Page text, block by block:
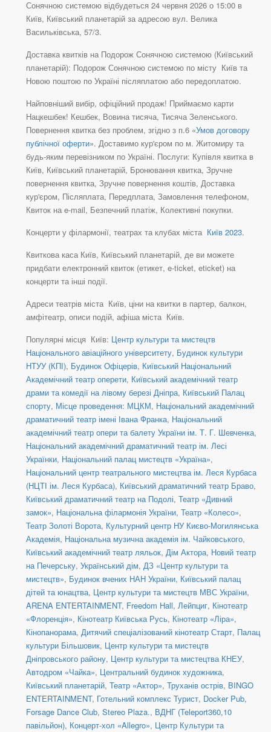
Сонячною системою відбудеться 24 червня 2026 о 15:00 в
Київ, Київський планетарій за адресою вул. Велика
Васильківська, 57/3.
Доставка квитків на Подорож Сонячною системою (Київський
планетарій): Подорож Сонячною системою по місту Київ та
Новою поштою по Україні післяплатою або передоплатою.
Найповніший вибір, офіційний продаж! Приймаємо карти
Нацкешбек! Кешбек, Вовина тисяча, Тисяча Зеленського.
Повернення квитка без проблем, згідно з п.6 «Умов договору
публічної оферти». Доставимо кур'єром по м. Житомиру та
будь-яким перевізником по Україні. Послуги: Купівля квитка в
Київ, Київський планетарій, Бронювання квитка, Зручне
повернення квитка, Зручне повернення коштів, Доставка
кур'єром, Післяплата, Передплата, Замовлення телефоном,
Квиток на e-mail, Безпечний платіж, Колективні покупки.
Концерти у філармонії, театрах та клубах міста Київ 2023.
Квиткова каса Київ, Київський планетарій, де ви можете
придбати електронний квиток (етикет, e-ticket, eticket) на
концерти та інші події.
Адреси театрів міста Київ, ціни на квитки в партер, балкон,
амфітеатр, описи подій, афіша міста Київ.
Популярні місця Київ: Центр культури та мистецтв
Національного авіаційного університету, Будинок культури
НТУУ (КПІ), Будинок Офіцерів, Київський Національний
Академічний театр оперети, Київський академічний театр
драми та комедії на лівому березі Дніпра, Київський Палац
спорту, Місце проведення: МЦКМ, Національний академічний
драматичний театр імені Івана Франка, Національний
академічний театр опери та балету України ім. Т. Г. Шевченка,
Національний академічний драматичний театр ім. Лесі
Українки, Національний палац мистецтв «Україна»,
Національний центр театрального мистецтва ім. Леся Курбаса
(НЦТІ ім. Леся Курбаса), Київський драматичний театр Браво,
Київський драматичний театр на Подолі, Театр «Дивний
замок», Національна філармонія України, Театр «Колесо»,
Театр Золоті Ворота, Культурний центр НУ Києво-Могилянська
Академія, Національна музична академія ім. Чайковського,
Київський академічний театр ляльок, Дім Актора, Новий театр
на Печерську, Український дім, ДЗ «Центр культури та
мистецтв», Будинок вчених НАН України, Київський палац
дітей та юнацтва, Центр культури та мистецтв МВС України,
ARENA ENTERTAINMENT, Freedom Hall, Лейпциг, Кінотеатр
«Флоренція», Кінотеатр Київська Русь, Кінотеатр «Ліра»,
Кінопанорама, Дитячий спеціалізований кінотеатр Старт, Палац
культури Більшовик, Центр культури та мистецтв
Дніпровського району, Центр культури та мистецтва КНЕУ,
Автодром «Чайка», Центральний будинок художника,
Київський планетарій, Театр «Актор», Труханів острів, BINGO
ENTERTAINMENT, Готельний комплекс Турист, Docker Pub,
Forsage Dance Club, Stereo Plaza., ВДНГ (Teleport360,10
павільйон), Концерт-хол «Allegro», Центр Культури та